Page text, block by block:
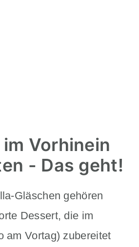
Vorhinein
- Das geht!
Gläschen gehören
Dessert, die im
am Vortag) zubereitet